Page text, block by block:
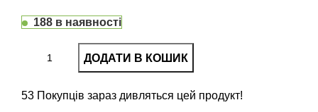
188 в наявності
ДОДАТИ В КОШИК
53 Покупців зараз дивляться цей продукт!